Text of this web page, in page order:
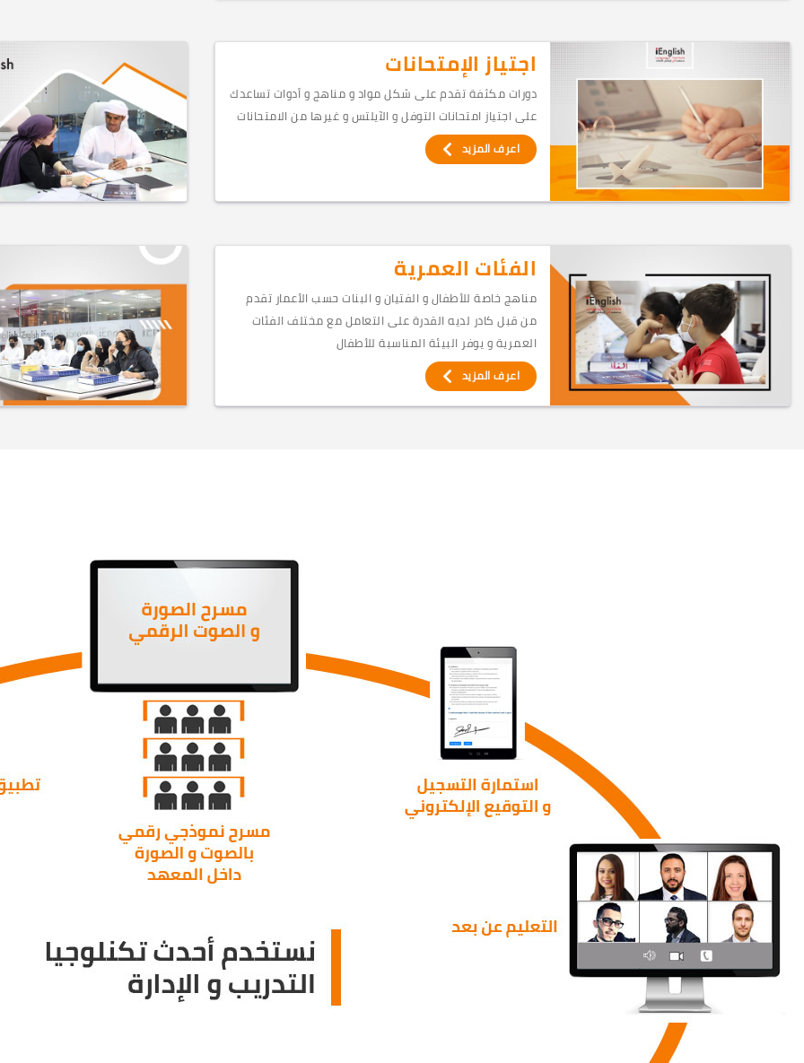
اجتياز الإمتحانات
دورات مكثفة تقدم على شكل مواد و مناهج و أدوات تساعدك
على اجتياز امتحانات التوفل و الآيلتس و غيرها من الامتحانات
اعرف المزيد
الفئات العمرية
مناهج خاصة للأطفال و الفتيان و البنات حسب الأعمار تقدم
من قبل كادر لديه القدرة على التعامل مع مختلف الفئات
العمرية و يوفر البيئة المناسبة للأطفال
اعرف المزيد